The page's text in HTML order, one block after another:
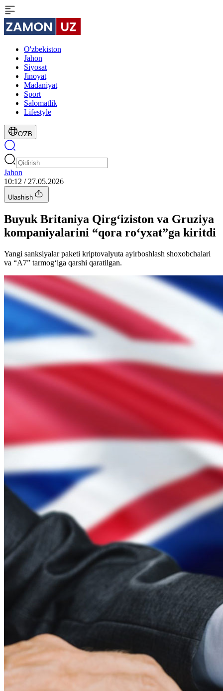
O'zbekiston
Jahon
Siyosat
Jinoyat
Madaniyat
Sport
Salomatlik
Lifestyle
O'ZB
Jahon
10:12 / 27.05.2026
Ulashish
Buyuk Britaniya Qirg‘iziston va Gruziya
kompaniyalarini “qora ro‘yxat”ga kiritdi
Yangi sanksiyalar paketi kriptovalyuta ayirboshlash shoxobchalari
va “A7” tarmog‘iga qarshi qaratilgan.